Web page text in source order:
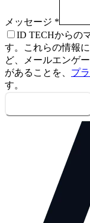
メッセージ *
ID TECHからの
す。これらの情報
ど、メールエンゲ
があることを、 プ
す。